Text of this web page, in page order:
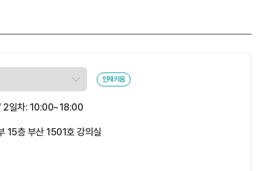
인재키움
2일차: 10:00~18:00
15층 부산 1501호 강의실